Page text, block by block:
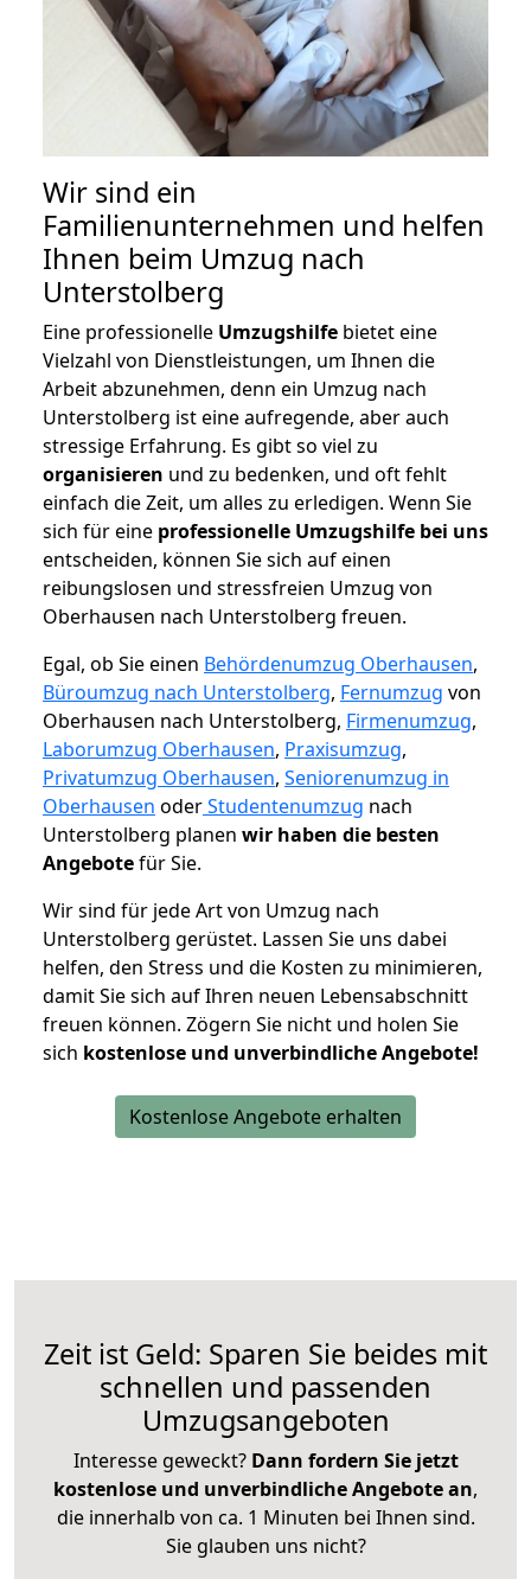
Wir sind ein
Familienunternehmen und helfen
Ihnen beim Umzug nach
Unterstolberg
Eine professionelle Umzugshilfe bietet eine
Vielzahl von Dienstleistungen, um Ihnen die
Arbeit abzunehmen, denn ein Umzug nach
Unterstolberg ist eine aufregende, aber auch
stressige Erfahrung. Es gibt so viel zu
organisieren und zu bedenken, und oft fehlt
einfach die Zeit, um alles zu erledigen. Wenn Sie
sich für eine professionelle Umzugshilfe bei uns
entscheiden, können Sie sich auf einen
reibungslosen und stressfreien Umzug von
Oberhausen nach Unterstolberg freuen.
Egal, ob Sie einen Behördenumzug Oberhausen,
Büroumzug nach Unterstolberg, Fernumzug von
Oberhausen nach Unterstolberg, Firmenumzug,
Laborumzug Oberhausen, Praxisumzug,
Privatumzug Oberhausen, Seniorenumzug in
Oberhausen oderStudentenumzug nach
Unterstolberg planen wir haben die besten
Angebotefür Sie.
Wir sind für jede Art von Umzug nach
Unterstolberg gerüstet. Lassen Sie uns dabei
helfen, den Stress und die Kosten zu minimieren,
damit Sie sich auf Ihren neuen Lebensabschnitt
freuen können. Zögern Sie nicht und holen Sie
sich kostenlose und unverbindliche Angebote!
Kostenlose Angebote erhalten
Zeit ist Geld: Sparen Sie beides mit
schnellen und passenden
Umzugsangeboten
Interesse geweckt? Dann fordern Sie jetzt
kostenlose und unverbindliche Angebote an,
die innerhalb von ca. 1 Minuten bei Ihnen sind.
Sie glauben uns nicht?